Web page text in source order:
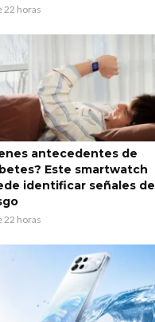
22 horas
antecedentes de
Este smartwatch
identificar señales de
22 horas